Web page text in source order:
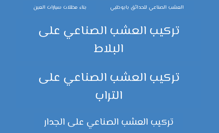
العشب الصناعي للحدائق بابوظبي بناء مظلات سيارات العين
تركيب العشب الصناعي على
البلاط
تركيب العشب الصناعي على
التراب
تركيب العشب الصناعي على الجدار